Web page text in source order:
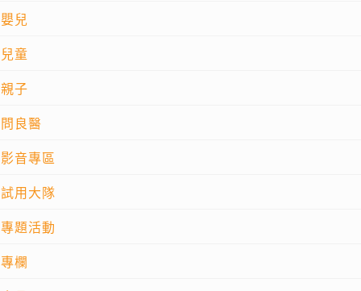
嬰兒
兒童
親子
問良醫
影音專區
試用大隊
專題活動
專欄